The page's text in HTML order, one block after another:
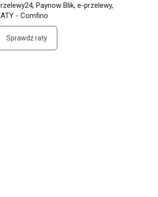
Paynow Blik, e-przelewy,
- Comfino
Sprawdź raty